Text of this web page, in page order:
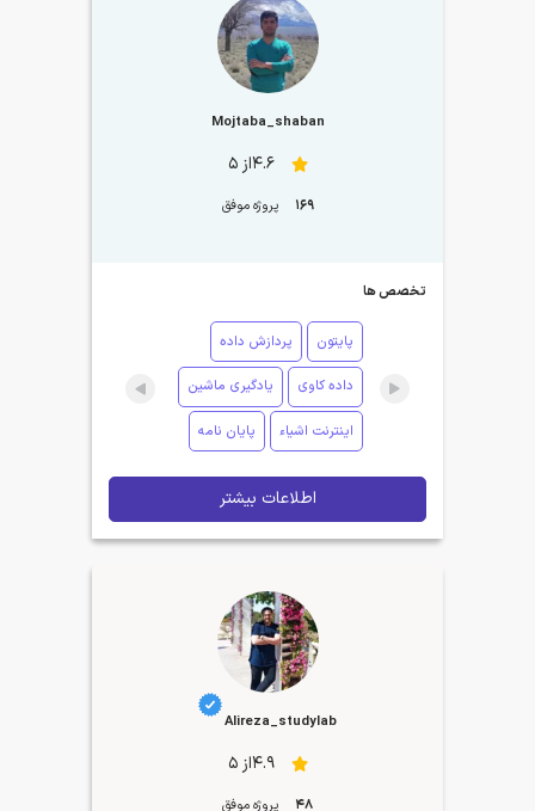
Mojtaba_shaban
4.6از 5
169 پروژه موفق
تخصص ها
پایتون پردازش داده
داده کاوی یادگیری ماشین
اینترنت اشیاء پایان نامه
اطلاعات بیشتر
Alireza_studylab
4.9از 5
48 پروژه موفق